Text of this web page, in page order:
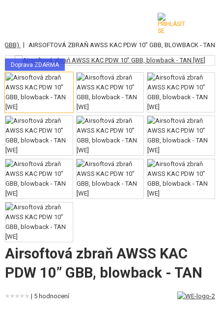
KATEGORIE
AIRSOFTOVÉ ZBRANĚ
VZDUCHOVÉ ZBRANĚ, PRAKY
GRANÁTOMETY, GRANÁTY
KULIČKY, PLYN
AKUMULÁTORY, NABÍJEČKY
ZÁSOBNÍKY, PLNIČKY
BRÝLE, MASKY
VÝSTROJ, UNIFORMY, POUZDRA
MASKOVÁNÍ, BARVY, PÁSKY
VYSÍLAČKY, HEADSETY, KAMERY
DOPLŇKY KE ZBRANÍM, POPRUHY
(GBB) | AIRSOFTOVÁ ZBRAŇ AWSS KAC PDW 10” GBB, BLOWBACK - TAN
Doprava ZDARMA
Airsoftová zbraň AWSS KAC
PDW 10” GBB, blowback - TAN
| 5 hodnocení